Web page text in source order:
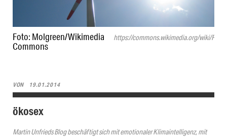
Foto: Molgreen/​Wikimedia
Commons
https://commons.wikimedia.org/wiki/
VON 19.01.2014
ökosex
Martin Unfrieds Blog beschäftigt sich mit emotionaler Klimaintelligenz, mit